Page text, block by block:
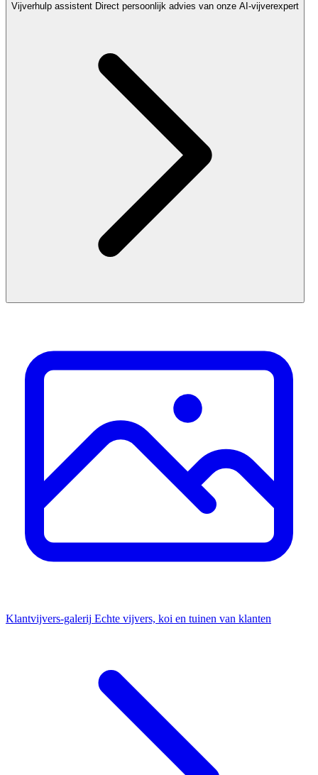
Vijverhulp assistent Direct persoonlijk advies van onze AI-vijverexpert
Klantvijvers-galerij Echte vijvers, koi en tuinen van klanten